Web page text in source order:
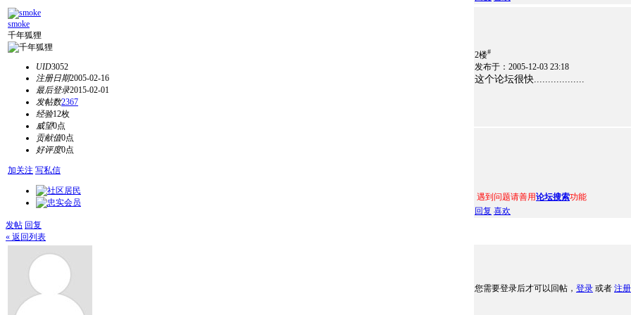
smoke
千年狐狸
UID3052
注册日期2005-02-16
最后登录2015-02-01
发帖数2367
经验12枚
威望0点
贡献值0点
好评度0点
加关注 写私信
2楼#
发布于：2005-12-03 23:18
这个论坛很快..................
遇到问题请善用论坛搜索功能
回复 喜欢
发帖 回复
« 返回列表
您需要登录后才可以回帖， 登录 或者 注册